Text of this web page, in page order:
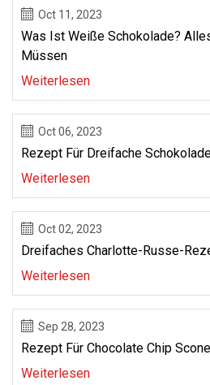
Oct 11, 2023
Was Ist Weiße Schokolade?
Müssen
Weiterlesen
Oct 06, 2023
Rezept Für Dreifache
Weiterlesen
Oct 02, 2023
Dreifaches Charlotte-Russe-
Weiterlesen
Sep 28, 2023
Rezept Für Chocolate Chip
Weiterlesen